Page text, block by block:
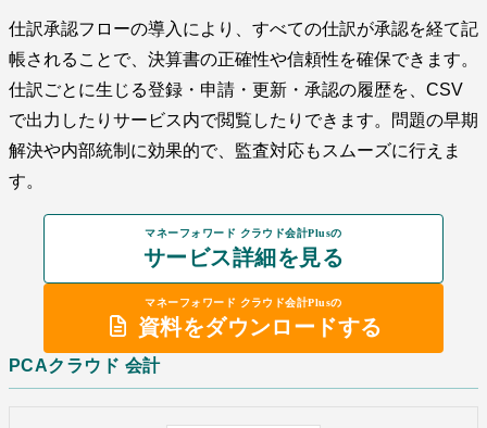
仕訳承認フローの導入により、すべての仕訳が承認を経て記
帳されることで、決算書の正確性や信頼性を確保できます。
仕訳ごとに生じる登録・申請・更新・承認の履歴を、CSV
で出力したりサービス内で閲覧したりできます。問題の早期
解決や内部統制に効果的で、監査対応もスムーズに行えま
す。
マネーフォワード クラウド会計Plusの
サービス詳細を見る
マネーフォワード クラウド会計Plusの
資料をダウンロードする
PCAクラウド 会計